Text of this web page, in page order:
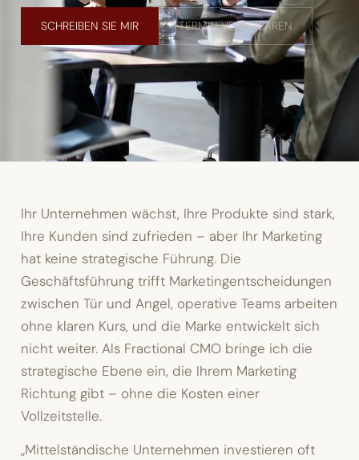
SCHREIBEN SIE MIR TERMIN VEREINBAREN
Ihr Unternehmen wächst, Ihre Produkte sind stark,
Ihre Kunden sind zufrieden – aber Ihr Marketing
hat keine strategische Führung. Die
Geschäftsführung trifft Marketingentscheidungen
zwischen Tür und Angel, operative Teams arbeiten
ohne klaren Kurs, und die Marke entwickelt sich
nicht weiter. Als Fractional CMO bringe ich die
strategische Ebene ein, die Ihrem Marketing
Richtung gibt – ohne die Kosten einer
Vollzeitstelle.
„Mittelständische Unternehmen investieren oft